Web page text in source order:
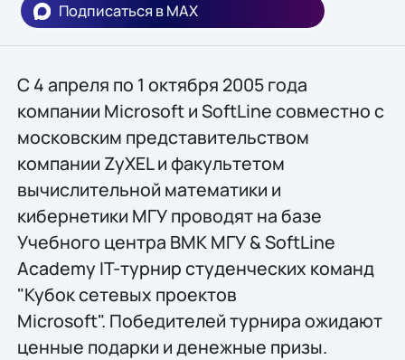
Подписаться в MAX
С 4 апреля по 1 октября 2005 года
компании Microsoft и SoftLine совместно с
московским представительством
компании ZyXEL и факультетом
вычислительной математики и
кибернетики МГУ проводят на базе
Учебного центра ВМК МГУ & SoftLine
Academy IT-турнир студенческих команд
"Кубок сетевых проектов
Microsoft". Победителей турнира ожидают
ценные подарки и денежные призы.